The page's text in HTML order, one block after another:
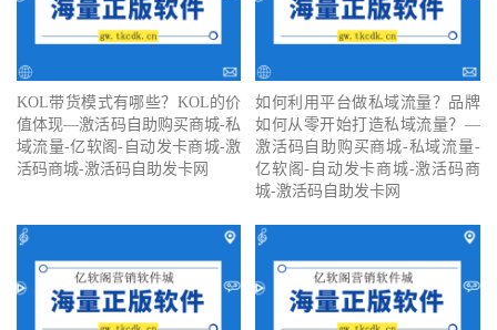
KOL带货模式有哪些？KOL的价
值体现—激活码自助购买商城-私
域流量-亿软阁-自动发卡商城-激
活码商城-激活码自助发卡网
如何利用平台做私域流量？品牌
如何从零开始打造私域流量？—
激活码自助购买商城-私域流量-
亿软阁-自动发卡商城-激活码商
城-激活码自助发卡网